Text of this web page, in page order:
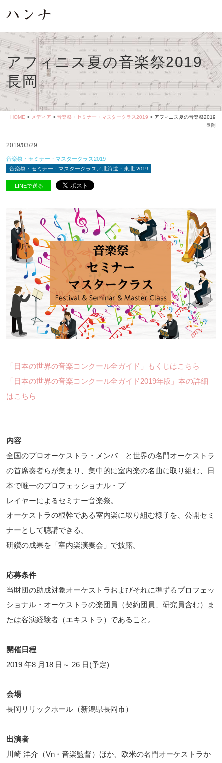
アフィニス夏の音楽祭2019
長岡
HOME > メディア > 音楽祭・セミナー・マスタークラス2019 > アフィニス夏の音楽祭2019
長岡
2019/03/29
音楽祭・セミナー・マスタークラス2019
音楽祭・セミナー・マスタークラス／北海道・東北 2019
LINEで送る
「日本の世界の音楽コンクール全ガイド」もくじはこちら
「日本の世界の音楽コンクール全ガイド2019年版」本の詳細
はこちら
内容
全国のプロオーケストラ・メンバ―と世界の名門オーケストラ
の首席奏者らが集まり、集中的に室内楽の名曲に取り組む、日
本で唯一のプロフェッショナル・プ
レイヤーによるセミナー音楽祭。
オーケストラの根幹である室内楽に取り組む様子を、公開セミ
ナーとして聴講できる。
研鑽の成果を「室内楽演奏会」で披露。
応募条件
当財団の助成対象オーケストラおよびそれに準ずるプロフェッ
ショナル・オーケストラの楽団員（契約団員、研究員含む）ま
たは客演経験者（エキストラ）であること。
開催日程
2019 年8 月18 日～ 26 日(予定)
会場
長岡リリックホール（新潟県長岡市）
出演者
川崎 洋介（Vn・音楽監督）ほか、欧米の名門オーケストラか